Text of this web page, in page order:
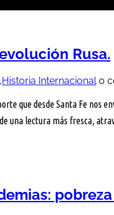
Rusa.
,Historia Internacional0
que desde Santa Fe nos
una lectura más fresca,